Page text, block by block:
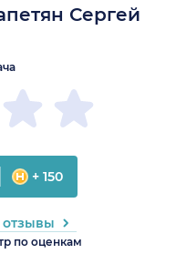
Сергей
по оценкам
+ 150